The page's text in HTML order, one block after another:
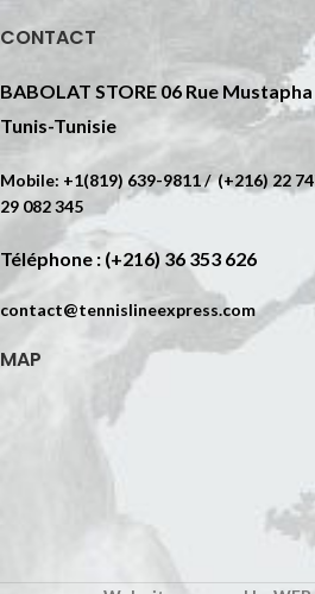
CONTACT
BABOLAT STORE 06 Rue
Tunis-Tunisie
Mobile: +1(819) 639-9811 / (+216) 22
29 082 345
Téléphone : (+216) 36 353 626
contact@tennislineexpress.com
MAP